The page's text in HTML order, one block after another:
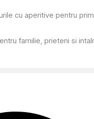
cu aperitive pentru
familie, prieteni si